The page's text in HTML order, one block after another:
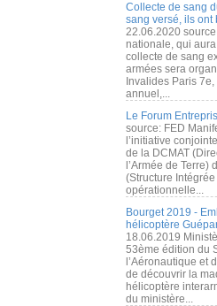
Collecte de sang
sang versé, ils ont
22.06.2020
nationale, qui
collecte de sang
armées sera
Invalides Paris
annuel,...
Le Forum
source: FED
l’initiative
de la DCMAT
l’Armée de Terre)
(Structure
opérationnelle...
Bourget 2019 -
hélicoptère
18.06.2019
53ème édition du
l’Aéronautique et
de découvrir la
hélicoptère
du ministère...